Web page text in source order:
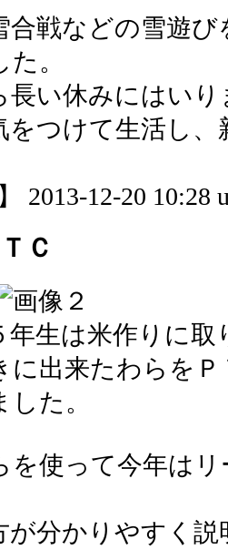
合戦などの雪遊
。
長い休みにはいり
をつけて生活し
2013-12-20 10:28
Ｃ
年生は米作りに取
に出来たわらを
した。
を使って今年は
が分かりやすく